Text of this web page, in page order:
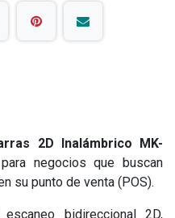
2D Inalámbrico MK-
negocios que buscan
su punto de venta (POS).
bidireccional 2D,